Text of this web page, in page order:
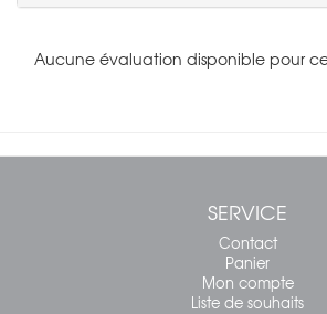
Aucune évaluation disponible pour
SERVICE
Contact
Panier
Mon compte
Liste de souhaits